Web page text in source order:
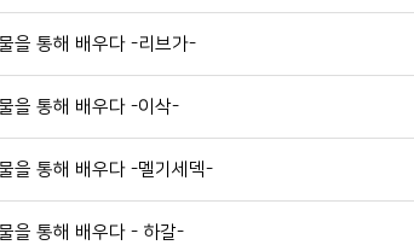
을 통해 배우다 -리브가-
을 통해 배우다 -이삭-
을 통해 배우다 -멜기세덱-
을 통해 배우다 - 하갈-